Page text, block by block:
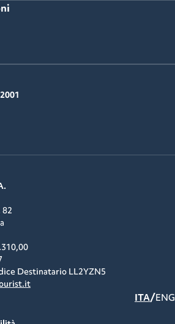
82
Destinatario LL2YZN5
ITA/ENG